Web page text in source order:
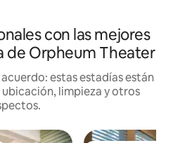
con las mejores
de Orpheum Theater
estas estadías están
ubicación, limpieza y otros